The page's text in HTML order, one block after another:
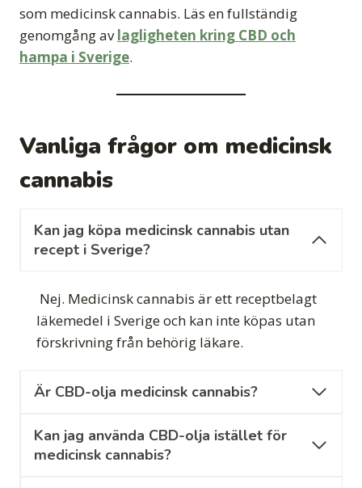
som medicinsk cannabis. Läs en fullständig
genomgång avlagligheten kring CBD och
hampa i Sverige.
Vanliga frågor om medicinsk
cannabis
Kan jag köpa medicinsk cannabis utan
recept i Sverige?
Nej. Medicinsk cannabis är ett receptbelagt
läkemedel i Sverige och kan inte köpas utan
förskrivning från behörig läkare.
Är CBD-olja medicinsk cannabis?
Kan jag använda CBD-olja istället för
medicinsk cannabis?